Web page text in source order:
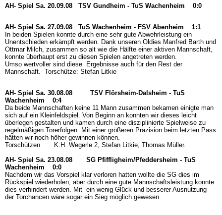
AH- Spiel Sa. 20.09.08 TSV Gundheim - TuS Wachenheim 0:0
AH- Spiel Sa. 27.09.08
TuS Wachenheim - FSV Abenheim 1:1
In beiden Spielen konnte durch eine sehr gute Abwehrleistung ein
Unentschieden erkämpft werden. Dank unseren Oldies Manfred Barth und
Ottmar Milch, zusammen so alt wie die Hälfte einer aktiven Mannschaft,
konnte überhaupt erst zu diesen Spielen angetreten werden.
Umso wertvoller sind diese Ergebnisse auch für den Rest der
Mannschaft. Torschütze: Stefan Litkie
AH- Spiel Sa. 30.08.08 TSV Flörsheim-Dalsheim - TuS
Wachenheim 0:4
Da beide Mannschaften keine 11 Mann zusammen bekamen einigte man
sich auf ein Kleinfeldspiel. Von Beginn an konnten wir dieses leicht
überlegen gestalten und kamen durch eine disziplinierte Spielweise zu
regelmäßigen Torerfolgen. Mit einer größeren Präzision beim letzten Pass
hätten wir noch höher gewinnen können.
Torschützen K.H. Wegerle 2, Stefan Litkie, Thomas Müller.
AH- Spiel Sa. 23.08.08 SG Pfiffligheim/Pfeddersheim - TuS
Wachenheim 0:0
Nachdem wir das Vorspiel klar verloren hatten wollte die SG dies im
Rückspiel wiederholen, aber durch eine gute Mannschaftsleistung konnte
dies verhindert werden. Mit ein wenig Glück und besserer Ausnutzung
der Torchancen wäre sogar ein Sieg möglich gewesen.